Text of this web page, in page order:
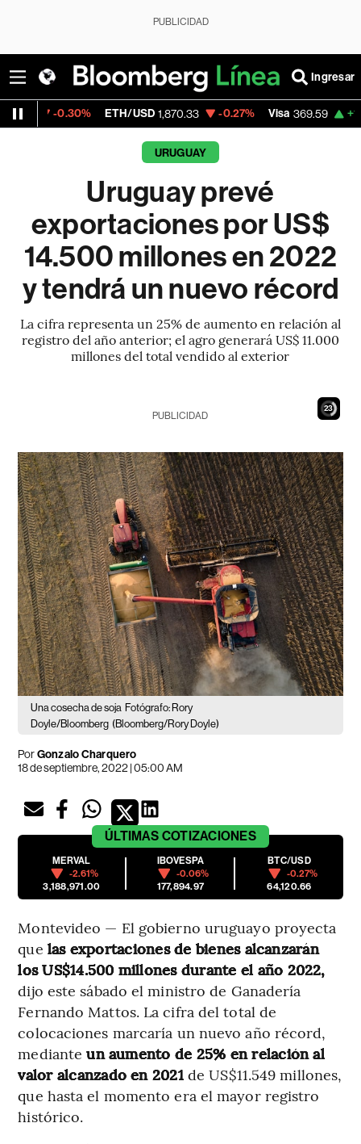
PUBLICIDAD
Ingresar
ETH/USD 1,870.33 -0.27% Visa 369.59 +1.07%
URUGUAY
Uruguay prevé
exportaciones por US$
14.500 millones en 2022
y tendrá un nuevo récord
La cifra representa un 25% de aumento en relación al
registro del año anterior; el agro generará US$ 11.000
millones del total vendido al exterior
21
PUBLICIDAD
Una cosecha de soja Fotógrafo: Rory
Doyle/Bloomberg (Bloomberg/Rory Doyle)
PorGonzalo Charquero
18 de septiembre, 2022 | 05:00 AM
ÚLTIMAS COTIZACIONES
MERVAL
-2.61%
3,188,971.00
IBOVESPA
-0.06%
177,894.97
BTC/USD
-0.27%
64,120.66
Montevideo — El gobierno uruguayo proyecta
que las exportaciones de bienes alcanzarán
los US$14.500 millones durante el año 2022,
dijo este sábado el ministro de Ganadería
Fernando Mattos. La cifra del total de
colocaciones marcaría un nuevo año récord,
medianteun aumento de 25% en relación al
valor alcanzado en 2021de US$11.549 millones,
que hasta el momento era el mayor registro
histórico.